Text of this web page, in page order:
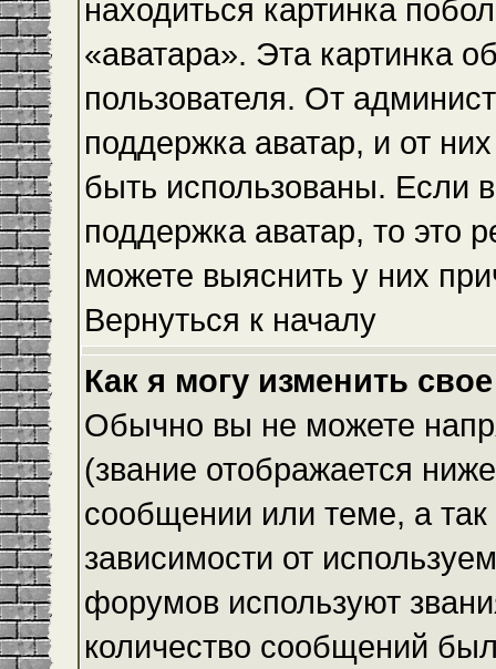
находиться картинка
«аватара». Эта картинка
пользователя. От
поддержка аватар, и от
быть использованы. Если
поддержка аватар, то это
можете выяснить у них
Вернуться к началу
Как я могу изменить
Обычно вы не можете
(звание отображается
сообщении или теме, а
зависимости от
форумов используют
количество сообщений